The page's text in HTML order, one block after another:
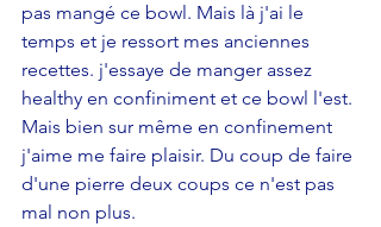
pas mangé ce bowl. Mais là j'ai le
temps et je ressort mes anciennes
recettes. j'essaye de manger assez
healthy en confiniment et ce bowl l'est.
Mais bien sur même en confinement
j'aime me faire plaisir. Du coup de faire
d'une pierre deux coups ce n'est pas
mal non plus.